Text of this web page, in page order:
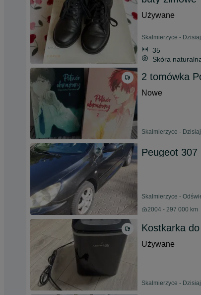
Używane
Skalmierzyce -
35
Skóra
2 tomówka
Nowe
Skalmierzyce -
Peugeot 307
Skalmierzyce -
2004 - 297 000 km
Kostkarka
Używane
Skalmierzyce -